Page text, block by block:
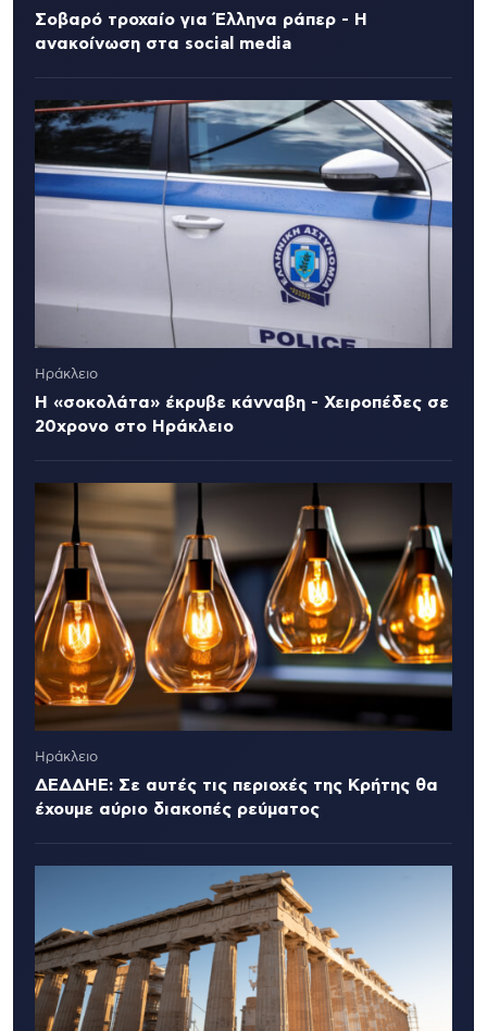
Σοβαρό τροχαίο για Έλληνα ράπερ - Η
ανακοίνωση στα social media
Ηράκλειο
Η «σοκολάτα» έκρυβε κάνναβη - Χειροπέδες σε
20χρονο στο Ηράκλειο
Ηράκλειο
ΔΕΔΔΗΕ: Σε αυτές τις περιοχές της Κρήτης θα
έχουμε αύριο διακοπές ρεύματος